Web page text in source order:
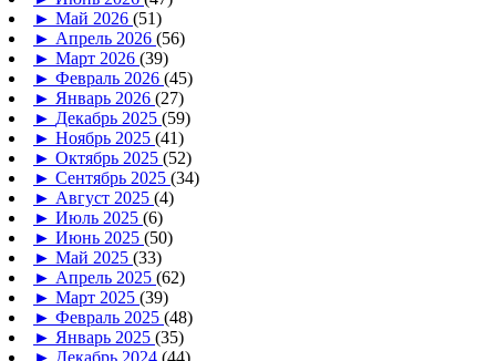
► Май 2026 (51)
► Апрель 2026 (56)
► Март 2026 (39)
► Февраль 2026 (45)
► Январь 2026 (27)
► Декабрь 2025 (59)
► Ноябрь 2025 (41)
► Октябрь 2025 (52)
► Сентябрь 2025 (34)
► Август 2025 (4)
► Июль 2025 (6)
► Июнь 2025 (50)
► Май 2025 (33)
► Апрель 2025 (62)
► Март 2025 (39)
► Февраль 2025 (48)
► Январь 2025 (35)
► Декабрь 2024 (44)